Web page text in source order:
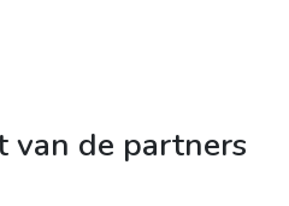
van de partners